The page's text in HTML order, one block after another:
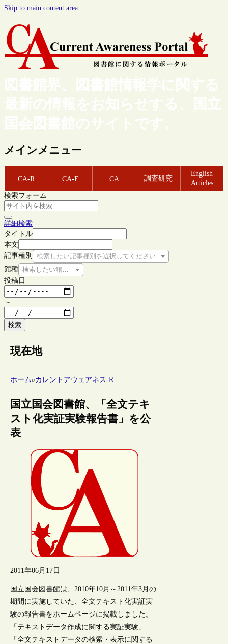
Skip to main content area
図書館界、図書館情報学に関する
最新の情報をお知らせする、国立
国会図書館のサイトです。
メインメニュー
CA-R CA-E CA 調査研究
English
Articles
検索フォーム
詳細検索
タイトル
本文
記事種別
検索したい記事種別を選択してください
館種 検索したい館種を選択してください
投稿日
～
検索
現在地
ホーム»カレントアウェアネス-R
国立国会図書館、「全文テキ
スト化実証実験報告書」を公
表
2011年06月17日
国立国会図書館は、2010年10月～2011年3月の
期間に実施していた、全文テキスト化実証実
験の報告書をホームページに掲載しました。
「テキストデータ作成に関する実証実験」
「全文テキストデータの検索・表示に関する